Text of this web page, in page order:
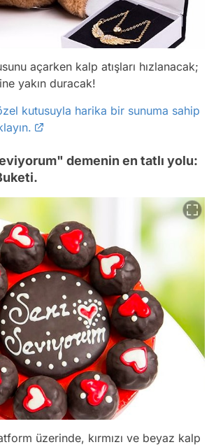
açarken kalp atışları hızlanacak;
yakın duracak!
kutusuyla harika bir sunuma sahip
demenin en tatlı yolu:
üzerinde, kırmızı ve beyaz kalp